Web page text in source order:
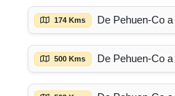
174 Kms De Pehuen-Co a
500 Kms De Pehuen-Co a